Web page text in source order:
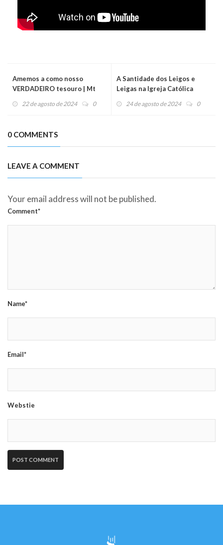
Amemos a como nosso
VERDADEIRO tesouro | Mt
(23/08/24)
22 de agosto de 2024 0
A Santidade dos Leigos e
Leigas na Igreja Católica
24 de agosto de 2024 0
0 COMMENTS
LEAVE A COMMENT
Your email address will not be published.
Comment*
Name*
Email*
Webstie